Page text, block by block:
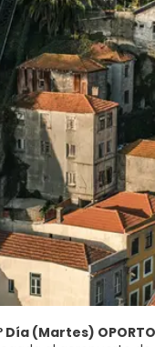
Día (Martes) OPORTO